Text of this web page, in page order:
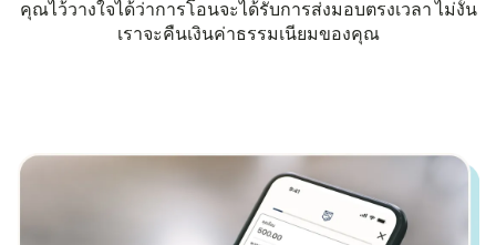
คุณไว้วางใจได้ว่าการโอนจะได้รับการส่งมอบตรงเวลา ไม่งั้น
เราจะคืนเงินค่าธรรมเนียมของคุณ